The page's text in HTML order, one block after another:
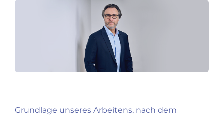
Grundlage unseres Arbeitens, nach dem